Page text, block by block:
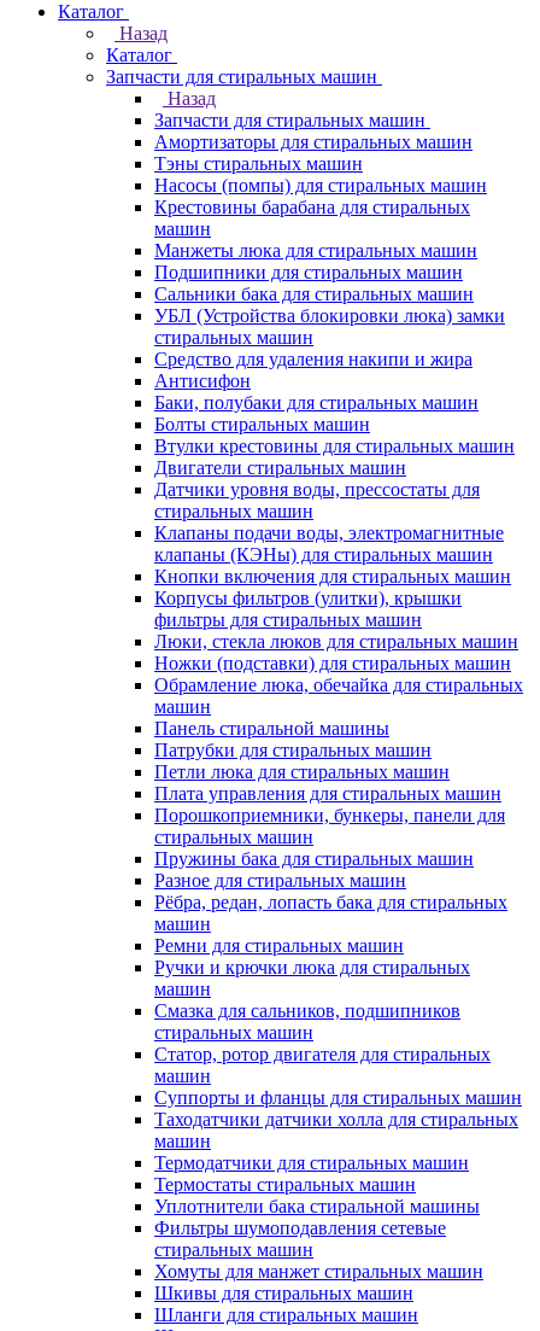
Каталог
Назад
Каталог
Запчасти для стиральных машин
Назад
Запчасти для стиральных машин
Амортизаторы для стиральных машин
Тэны стиральных машин
Насосы (помпы) для стиральных машин
Крестовины барабана для стиральных
машин
Манжеты люка для стиральных машин
Подшипники для стиральных машин
Сальники бака для стиральных машин
УБЛ (Устройства блокировки люка) замки
стиральных машин
Средство для удаления накипи и жира
Антисифон
Баки, полубаки для стиральных машин
Болты стиральных машин
Втулки крестовины для стиральных машин
Двигатели стиральных машин
Датчики уровня воды, прессостаты для
стиральных машин
Клапаны подачи воды, электромагнитные
клапаны (КЭНы) для стиральных машин
Кнопки включения для стиральных машин
Корпусы фильтров (улитки), крышки
фильтры для стиральных машин
Люки, стекла люков для стиральных машин
Ножки (подставки) для стиральных машин
Обрамление люка, обечайка для стиральных
машин
Панель стиральной машины
Патрубки для стиральных машин
Петли люка для стиральных машин
Плата управления для стиральных машин
Порошкоприемники, бункеры, панели для
стиральных машин
Пружины бака для стиральных машин
Разное для стиральных машин
Рёбра, редан, лопасть бака для стиральных
машин
Ремни для стиральных машин
Ручки и крючки люка для стиральных
машин
Смазка для сальников, подшипников
стиральных машин
Статор, ротор двигателя для стиральных
машин
Суппорты и фланцы для стиральных машин
Таходатчики датчики холла для стиральных
машин
Термодатчики для стиральных машин
Термостаты стиральных машин
Уплотнители бака стиральной машины
Фильтры шумоподавления сетевые
стиральных машин
Хомуты для манжет стиральных машин
Шкивы для стиральных машин
Шланги для стиральных машин